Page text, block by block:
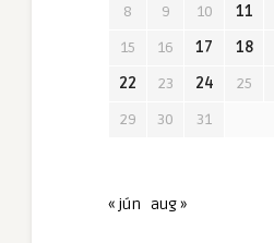
8
9 10 11
15
16 17 18
22
23 24 25
29
30 31
« jún aug »